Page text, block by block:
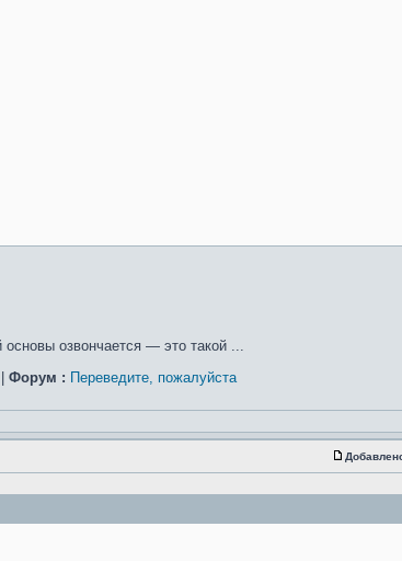
основы озвончается — это такой ...
Форум : Переведите, пожалуйста